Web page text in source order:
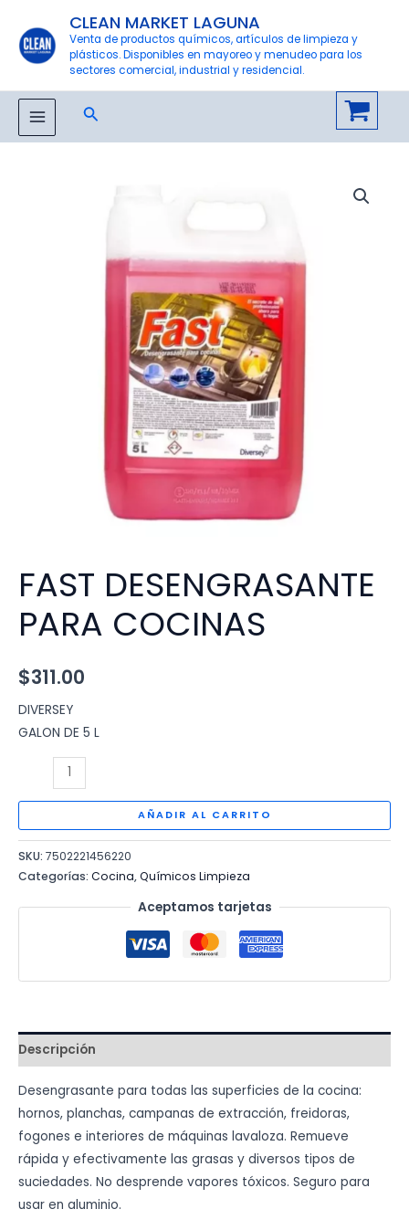
contenido
CLEAN MARKET LAGUNA
Venta de productos químicos, artículos de limpieza y
plásticos. Disponibles en mayoreo y menudeo para los
sectores comercial, industrial y residencial.
MAIN
Buscar
FAST DESENGRASANTE
PARA COCINAS
$311.00
DIVERSEY
GALON DE 5 L
DESENGRASANTE
COCINAS
cantidad
AÑADIR AL CARRITO
SKU: 7502221456220
Categorías: Cocina,Químicos Limpieza
Aceptamos tarjetas
Descripción
Desengrasante para todas las superficies de la cocina:
hornos, planchas, campanas de extracción, freidoras,
fogones e interiores de máquinas lavaloza. Remueve
rápida y efectivamente las grasas y diversos tipos de
suciedades. No desprende vapores tóxicos. Seguro para
usar en aluminio.